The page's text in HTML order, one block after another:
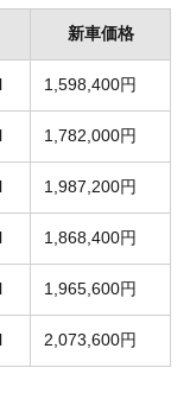
新車価格
1,598,400円
1,782,000円
1,987,200円
1,868,400円
1,965,600円
2,073,600円